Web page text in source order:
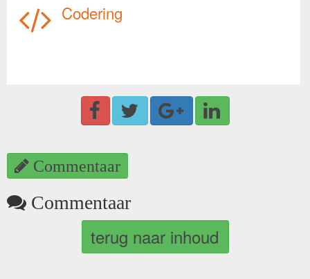
Codering
Commentaar
Commentaar
terug naar inhoud